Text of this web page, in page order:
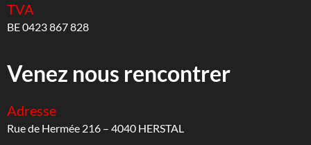
TVA
BE 0423 867 828
Venez nous rencontrer
Adresse
Rue de Hermée 216 – 4040 HERSTAL